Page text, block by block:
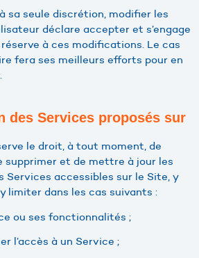
sa seule discrétion, modifier les
déclare accepter et s’engage
à ces modifications. Le cas
fera ses meilleurs efforts pour en
des Services proposés sur
le droit, à tout moment, de
supprimer et de mettre à jour les
accessibles sur le Site, y
limiter dans les cas suivants :
ou ses fonctionnalités ;
l’accès à un Service ;